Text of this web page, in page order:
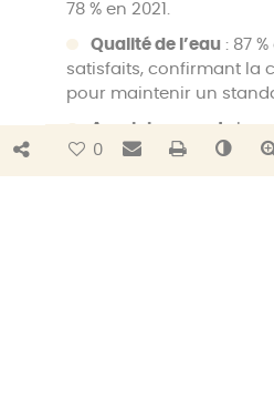
Bouton de partage
0 Envoyer par
78 % en 2021.
Qualité de l’eau: 87
satisfaits, confirmant la
pour maintenir un
Assainissement: La
efforts menés dans ce
fortement, atteignant 94